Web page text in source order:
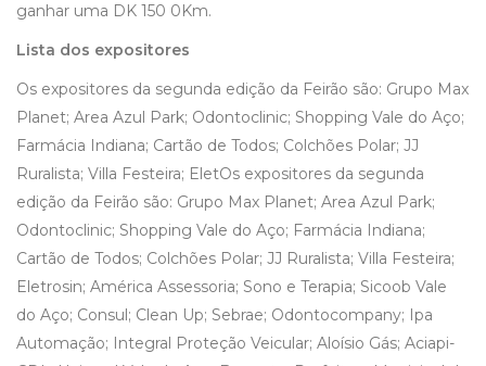
ganhar uma DK 150 0Km.
Lista dos expositores
Os expositores da segunda edição da Feirão são: Grupo Max
Planet; Area Azul Park; Odontoclinic; Shopping Vale do Aço;
Farmácia Indiana; Cartão de Todos; Colchões Polar; JJ
Ruralista; Villa Festeira; EletOs expositores da segunda
edição da Feirão são: Grupo Max Planet; Area Azul Park;
Odontoclinic; Shopping Vale do Aço; Farmácia Indiana;
Cartão de Todos; Colchões Polar; JJ Ruralista; Villa Festeira;
Eletrosin; América Assessoria; Sono e Terapia; Sicoob Vale
do Aço; Consul; Clean Up; Sebrae; Odontocompany; Ipa
Automação; Integral Proteção Veicular; Aloísio Gás; Aciapi-